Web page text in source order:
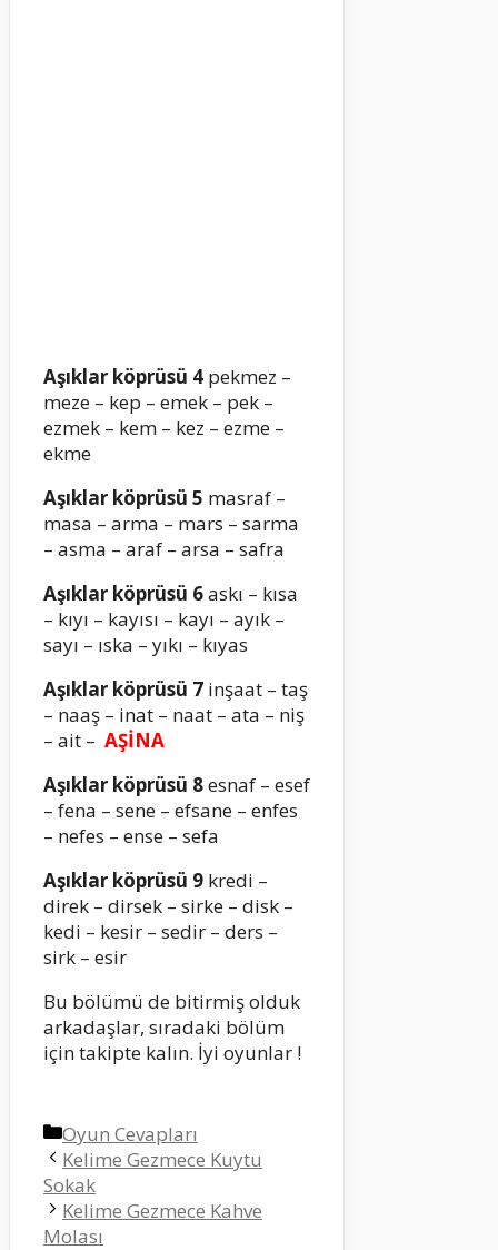
Aşıklar köprüsü 4 pekmez –
meze – kep – emek – pek –
ezmek – kem – kez – ezme –
ekme
Aşıklar köprüsü 5 masraf –
masa – arma – mars – sarma
– asma – araf – arsa – safra
Aşıklar köprüsü 6askı – kısa
– kıyı – kayısı – kayı – ayık –
sayı – ıska – yıkı – kıyas
Aşıklar köprüsü 7 inşaat – taş
– naaş – inat – naat – ata – niş
– ait – AŞİNA
Aşıklar köprüsü 8esnaf – esef
– fena – sene – efsane – enfes
– nefes – ense – sefa
Aşıklar köprüsü 9 kredi –
direk – dirsek – sirke – disk –
kedi – kesir – sedir – ders –
sirk – esir
Bu bölümü de bitirmiş olduk
arkadaşlar, sıradaki bölüm
için takipte kalın. İyi oyunlar !
Kategoriler
Oyun Cevapları
Kelime Gezmece Kuytu
Sokak
Kelime Gezmece Kahve
Molası